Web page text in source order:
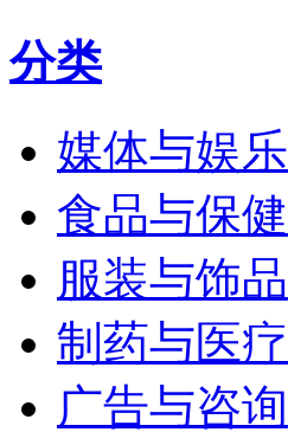
分类
媒体与娱乐
食品与保健
服装与饰品
制药与医疗
广告与咨询